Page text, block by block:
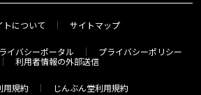
トについて サイトマップ
イバシーポータル
プライバシーポリシー
利用者情報の外部送信
用規約 じんぶん堂利用規約